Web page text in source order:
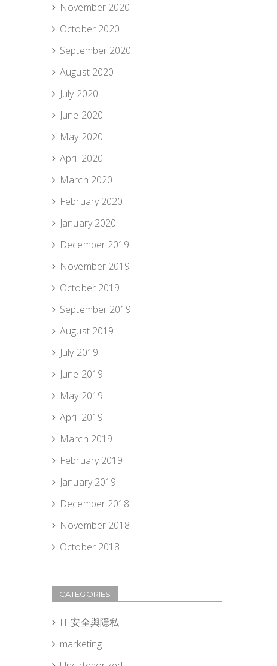
November 2020
October 2020
September 2020
August 2020
July 2020
June 2020
May 2020
April 2020
March 2020
February 2020
January 2020
December 2019
November 2019
October 2019
September 2019
August 2019
July 2019
June 2019
May 2019
April 2019
March 2019
February 2019
January 2019
December 2018
November 2018
October 2018
CATEGORIES
IT 安全與隱私
marketing